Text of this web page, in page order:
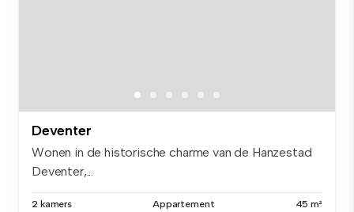
Deventer
Wonen in de historische charme van de Hanzestad
Deventer,...
2 kamers Appartement 45 m²